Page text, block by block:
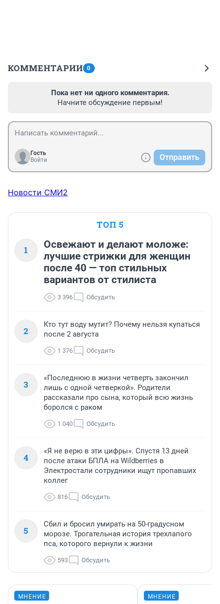
КОММЕНТАРИИ 0
Пока нет ни одного комментария.
Начните обсуждение первым!
Гость
Войти
Отправить
Новости СМИ2
ТОП 5
1
Освежают и делают моложе:
лучшие стрижки для женщин
после 40 — топ стильных
вариантов от стилиста
3 396 Обсудить
2
Кто тут воду мутит? Почему нельзя купаться
после 2 августа
1 376 Обсудить
3
«Последнюю в жизни четверть закончил
лишь с одной четверкой». Родители
рассказали про сына, который всю жизнь
боролся с раком
1 040 Обсудить
4
«Я не верю в эти цифры». Спустя 13 дней
после атаки БПЛА на Wildberries в
Электростали сотрудники ищут пропавших
коллег
816 Обсудить
5
Сбил и бросил умирать на 50-градусном
морозе. Трогательная история трехлапого
пса, которого вернули к жизни
593 Обсудить
МНЕНИЕ МНЕНИЕ